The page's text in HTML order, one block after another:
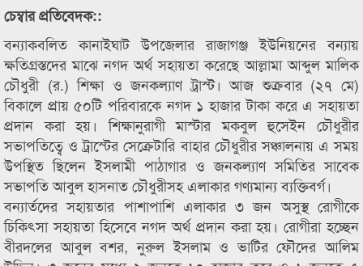
চেম্বার প্রতিবেদক::
বন্যাকবলিত কানাইঘাট উপজেলার রাজাগঞ্জ ইউনিয়নের বন্যায়
ক্ষতিগ্রস্তদের মাঝে নগদ অর্থ সহায়তা করেছে আল্লামা আব্দুল মালিক
চৌধুরী (র.) শিক্ষা ও জনকল্যাণ ট্রাস্ট। আজ শুক্রবার (২৭ মে)
বিকালে প্রায় ৫০টি পরিবারকে নগদ ১ হাজার টাকা করে এ সহায়তা
প্রদান করা হয়। শিক্ষানুরাগী মাস্টার মকবুল হুসেইন চৌধুরীর
সভাপতিত্বে ও ট্রাস্টের সেক্রেটারি বাহার চৌধুরীর সঞ্চালনায় এ সময়
উপস্থিত ছিলেন ইসলামী পাঠাগার ও জনকল্যাণ সমিতির সাবেক
সভাপতি আবুল হাসনাত চৌধুরীসহ এলাকার গণ্যমান্য ব্যক্তিবর্গ।
বন্যার্তদের সহায়তার পাশাপাশি এলাকার ৩ জন অসুস্থ রোগীকে
চিকিৎসা সহায়তা হিসেবে নগদ অর্থ প্রদান করা হয়। রোগীরা হচ্ছেন
বীরদলের আবুল বশর, নুরুল ইসলাম ও ভাটির ফৌদের আলিম